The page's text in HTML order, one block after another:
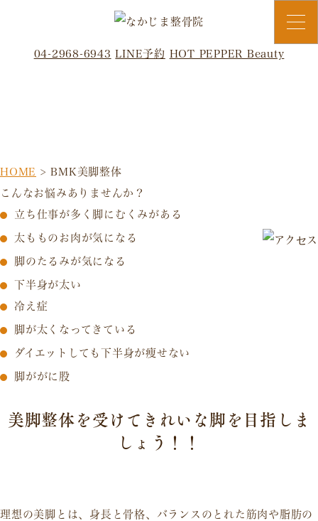
04-2968-6943 LINE予約 HOT PEPPER Beauty
HOME >BMK美脚整体
こんなお悩みありませんか？
立ち仕事が多く脚にむくみがある
太もものお肉が気になる
脚のたるみが気になる
下半身が太い
冷え症
脚が太くなってきている
ダイエットしても下半身が痩せない
脚ががに股
美脚整体を受けてきれいな脚を目指しま
しょう！！
理想の美脚とは、身長と骨格、バランスのとれた筋肉や脂肪の